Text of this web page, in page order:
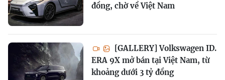
đồng, chờ về Việt Nam
[GALLERY] Volkswagen ID.
ERA 9X mở bán tại Việt Nam, từ
khoảng dưới 3 tỷ đồng